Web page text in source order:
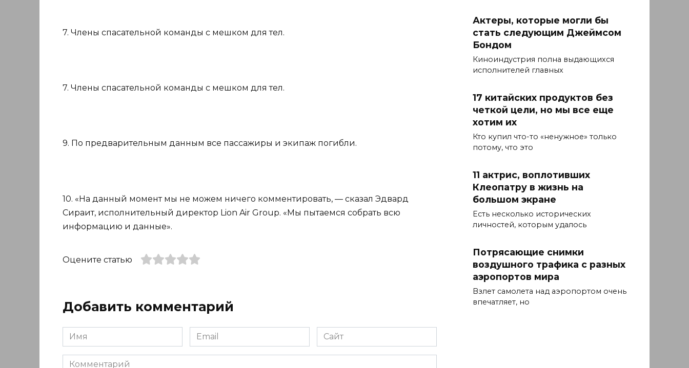
7. Члены спасательной команды с мешком для тел.
7. Члены спасательной команды с мешком для тел.
9. По предварительным данным все пассажиры и экипаж погибли.
10. «На данный момент мы не можем ничего комментировать, — сказал Эдвард
Сираит, исполнительный директор Lion Air Group. «Мы пытаемся собрать всю
информацию и данные».
Оцените статью
Добавить комментарий
Имя
*
Email
*
Сайт
Комментарий
Актеры, которые могли бы
стать следующим Джеймсом
Бондом
Киноиндустрия полна выдающихся
исполнителей главных
17 китайских продуктов без
четкой цели, но мы все еще
хотим их
Кто купил что-то «ненужное» только
потому, что это
11 актрис, воплотивших
Клеопатру в жизнь на
большом экране
Есть несколько исторических
личностей, которым удалось
Потрясающие снимки
воздушного трафика с разных
аэропортов мира
Взлет самолета над аэропортом очень
впечатляет, но